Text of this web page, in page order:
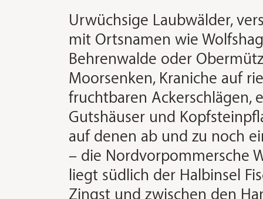
Urwüchsige Laubwälder,
mit Ortsnamen wie
Behrenwalde oder
Moorsenken, Kraniche auf
fruchtbaren Ackerschlägen,
Gutshäuser und
auf denen ab und zu noch
– die Nordvorpommersche
liegt südlich der Halbinsel
Zingst und zwischen den